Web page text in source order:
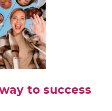
to success